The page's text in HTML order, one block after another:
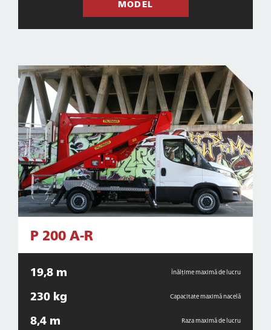
MODEL
P 200 A-R
19,8 m Înălțime maximă de lucru
230 kg Capacitate maximă nacelă
8,4 m Raza maximă de lucru